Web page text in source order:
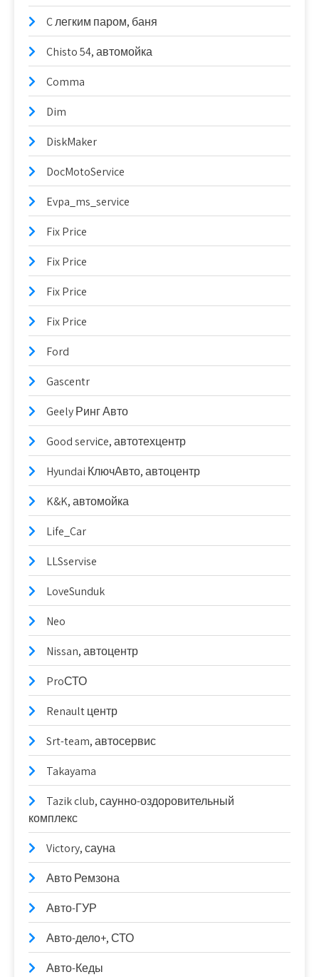
C легким паром, баня
Chisto 54, автомойка
Comma
Dim
DiskMaker
DocMotoService
Evpa_ms_service
Fix Price
Fix Price
Fix Price
Fix Price
Ford
Gascentr
Geely Ринг Авто
Good serviсe, автотехцентр
Hyundai КлючАвто, автоцентр
K&K, автомойка
Life_Car
LLSservise
LoveSunduk
Neo
Nissan, автоцентр
ProСТО
Renault центр
Srt-team, автосервис
Takayama
Tazik club, саунно-оздоровительный
комплекс
Victory, сауна
Авто Ремзона
Авто-ГУР
Авто-дело+, СТО
Авто-Кеды